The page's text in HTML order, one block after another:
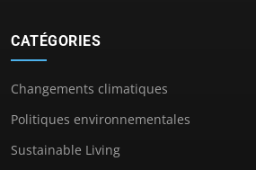
CATÉGORIES
Changements climatiques
Politiques environnementales
Sustainable Living